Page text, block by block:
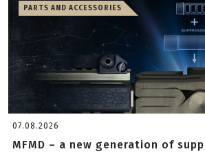
PARTS AND ACCESSORIES
07.08.2026
MFMD – a new generation of